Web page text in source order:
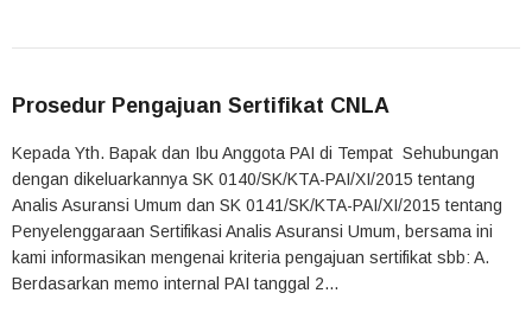
Prosedur Pengajuan Sertifikat CNLA
Kepada Yth. Bapak dan Ibu Anggota PAI di Tempat Sehubungan
dengan dikeluarkannya SK 0140/SK/KTA-PAI/XI/2015 tentang
Analis Asuransi Umum dan SK 0141/SK/KTA-PAI/XI/2015 tentang
Penyelenggaraan Sertifikasi Analis Asuransi Umum, bersama ini
kami informasikan mengenai kriteria pengajuan sertifikat sbb: A.
Berdasarkan memo internal PAI tanggal 2...